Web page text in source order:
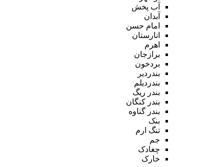
آب پخش
آبدان
امام حسن
انارستان
اهرم
برازجان
بردخون
بندردیر
بندردیلم
بندر ریگ
بندر کنگان
بندر گناوه
بنک
تنگ ارم
جم
چغادک
خارک